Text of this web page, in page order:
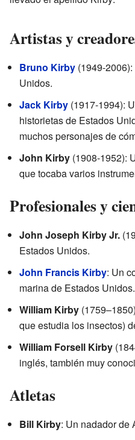
Artistas y
Bruno Kirby (1949-
Unidos.
Jack Kirby (1917-1994):
historietas de Estados
muchos personajes de
John Kirby (1908-1952):
que tocaba varios
Profesionales y
John Joseph Kirby Jr.
Estados Unidos.
John Francis Kirby: Un
marina de Estados Unidos.
William Kirby
que estudia los insectos)
William Forsell Kirby
inglés, también muy
Atletas
Bill Kirby: Un nadador de